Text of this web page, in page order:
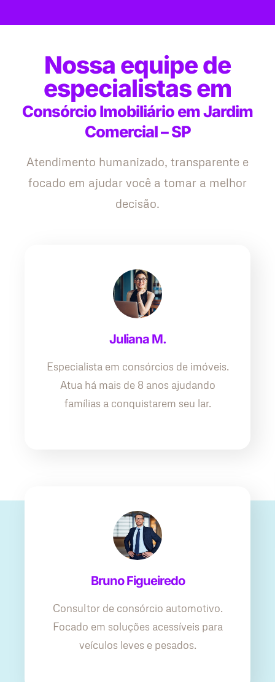
Nossa equipe de
especialistas em
Consórcio Imobiliário em Jardim
Comercial – SP
Atendimento humanizado, transparente e
focado em ajudar você a tomar a melhor
decisão.
Juliana M.
Especialista em consórcios de imóveis.
Atua há mais de 8 anos ajudando
famílias a conquistarem seu lar.
Bruno Figueiredo
Consultor de consórcio automotivo.
Focado em soluções acessíveis para
veículos leves e pesados.